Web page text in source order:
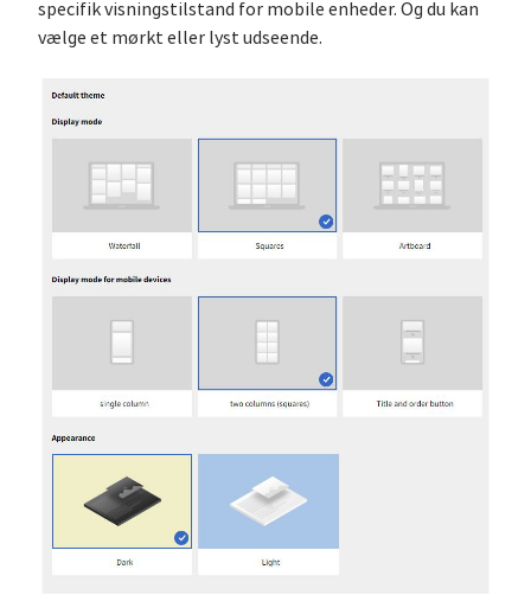
specifik visningstilstand for mobile enheder. Og du kan
vælge et mørkt eller lyst udseende.